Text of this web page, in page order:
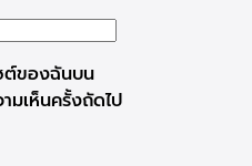
ต์ของฉันบน
มเห็นครั้งถัดไป